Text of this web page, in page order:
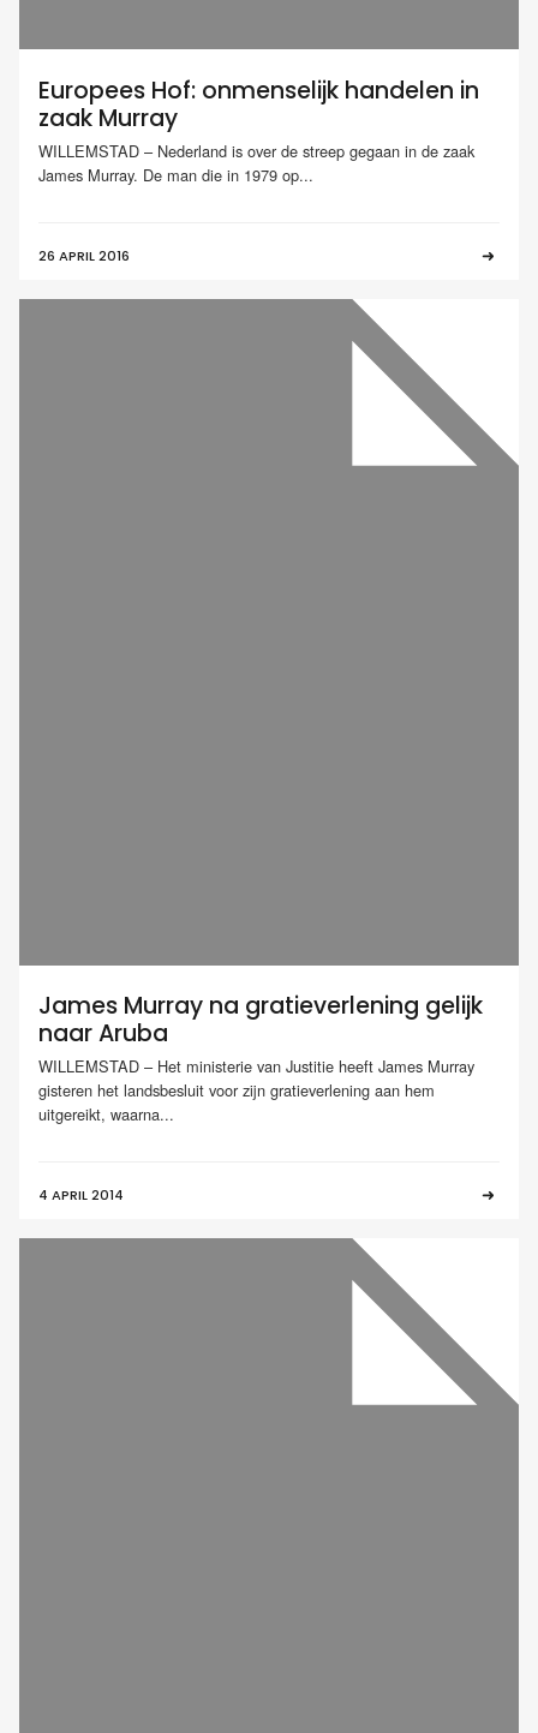
Europees Hof: onmenselijk handelen in
zaak Murray
WILLEMSTAD – Nederland is over de streep gegaan in de zaak
James Murray. De man die in 1979 op...
26 APRIL 2016
James Murray na gratieverlening gelijk
naar Aruba
WILLEMSTAD – Het ministerie van Justitie heeft James Murray
gisteren het landsbesluit voor zijn gratieverlening aan hem
uitgereikt, waarna...
4 APRIL 2014